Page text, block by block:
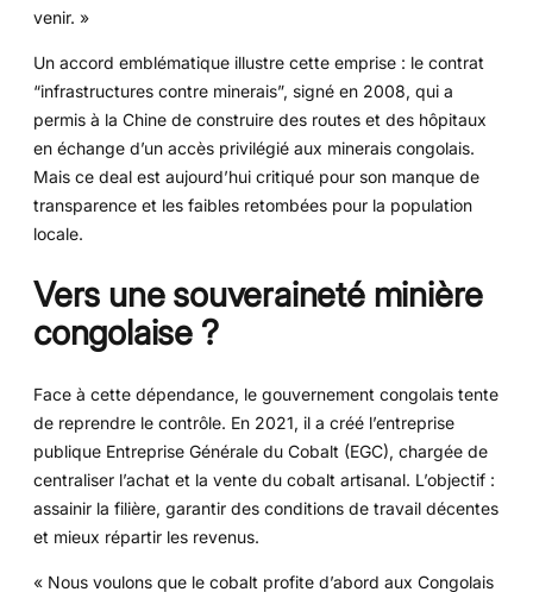
venir. »
Un accord emblématique illustre cette emprise : le contrat
“infrastructures contre minerais”, signé en 2008, qui a
permis à la Chine de construire des routes et des hôpitaux
en échange d’un accès privilégié aux minerais congolais.
Mais ce deal est aujourd’hui critiqué pour son manque de
transparence et les faibles retombées pour la population
locale.
Vers une souveraineté minière
congolaise ?
Face à cette dépendance, le gouvernement congolais tente
de reprendre le contrôle. En 2021, il a créé l’entreprise
publique Entreprise Générale du Cobalt (EGC), chargée de
centraliser l’achat et la vente du cobalt artisanal. L’objectif :
assainir la filière, garantir des conditions de travail décentes
et mieux répartir les revenus.
« Nous voulons que le cobalt profite d’abord aux Congolais